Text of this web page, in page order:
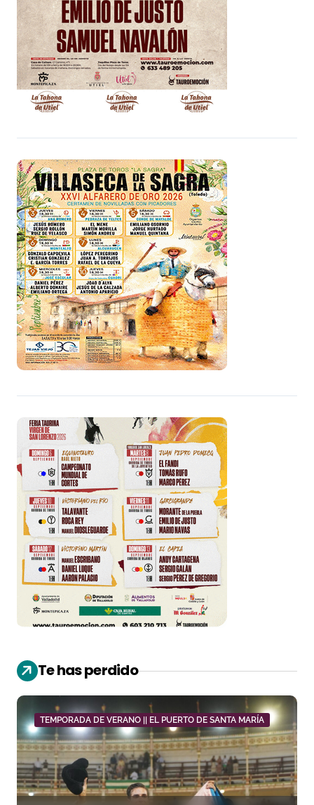
Te has perdido
TEMPORADA DE VERANO || EL PUERTO DE SANTA MARÍA